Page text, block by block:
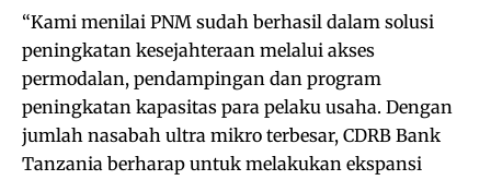
“Kami menilai PNM sudah berhasil dalam solusi
peningkatan kesejahteraan melalui akses
permodalan, pendampingan dan program
peningkatan kapasitas para pelaku usaha. Dengan
jumlah nasabah ultra mikro terbesar, CDRB Bank
Tanzania berharap untuk melakukan ekspansi